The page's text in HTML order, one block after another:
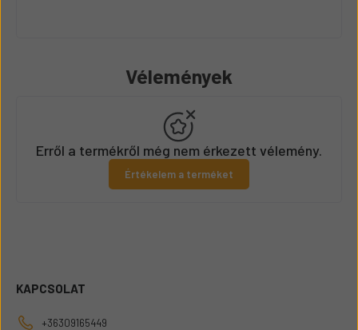
Vélemények
Erről a termékről még nem érkezett vélemény.
Értékelem a terméket
KAPCSOLAT
+36309165449